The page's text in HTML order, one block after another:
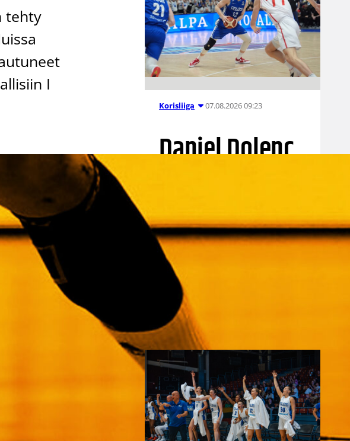
tehty
I
Korisliiga 07.08.2026 09:23
Daniel Dolenc
haaviin
Dolenc on rakentanut pitkän
ammattilaisuran Suomen lisäksi
Ranskassa, Itävallassa,
Liettuassa, Romaniassa,
Bosniassa ja viimeksi Islannissa.